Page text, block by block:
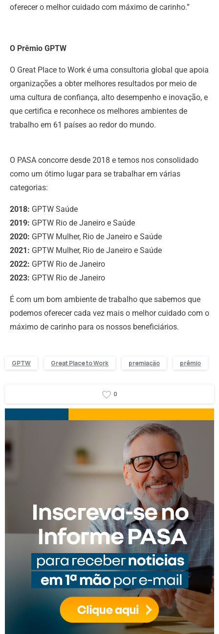
oferecer o melhor cuidado com máximo de carinho.”
O Prêmio GPTW
O Great Place to Work é uma consultoria global que apoia
organizações a obter melhores resultados por meio de
uma cultura de confiança, alto desempenho e inovação, e
que certifica e reconhece os melhores ambientes de
trabalho em 61 países ao redor do mundo.
O PASA concorre desde 2018 e temos nos consolidado
como um ótimo lugar para se trabalhar em várias
categorias:
2018: GPTW Saúde
2019: GPTW Rio de Janeiro e Saúde
2020: GPTW Mulher, Rio de Janeiro e Saúde
2021: GPTW Mulher, Rio de Janeiro e Saúde
2022: GPTW Rio de Janeiro
2023: GPTW Rio de Janeiro
É com um bom ambiente de trabalho que sabemos que
podemos oferecer cada vez mais o melhor cuidado com o
máximo de carinho para os nossos beneficiários.
GPTW Great Place to Work premiação prêmio
0